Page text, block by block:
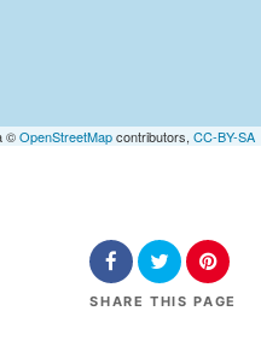
©OpenStreetMapcontributors, CC-BY-SA
SHARE THIS PAGE